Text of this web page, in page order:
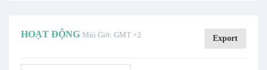
HOẠT ĐỘNG Múi Giờ: GMT +2 Export